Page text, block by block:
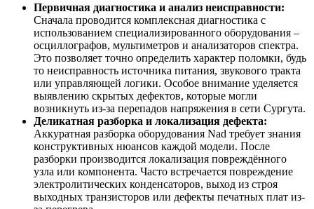
Первичная диагностика и анализ неисправности:
Сначала проводится комплексная диагностика с
использованием специализированного оборудования –
осциллографов, мультиметров и анализаторов спектра.
Это позволяет точно определить характер поломки, будь
то неисправность источника питания, звукового тракта
или управляющей логики. Особое внимание уделяется
выявлению скрытых дефектов, которые могли
возникнуть из-за перепадов напряжения в сети Сургута.
Деликатная разборка и локализация дефекта:
Аккуратная разборка оборудования Nad требует знания
конструктивных нюансов каждой модели. После
разборки производится локализация повреждённого
узла или компонента. Часто встречается повреждение
электролитических конденсаторов, выход из строя
выходных транзисторов или дефекты печатных плат из-